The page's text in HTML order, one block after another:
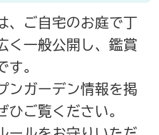
ご自宅のお庭で丁
く一般公開し、鑑賞
す。
ンガーデン情報を掲
ひご覧ください。